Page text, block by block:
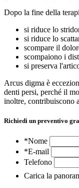
Dopo la fine della
si riduce lo
si riduce lo
scompare il
scompaiono i
si preserva
Arcus digma è
denti persi, perché il
inoltre, contribuiscono
Richiedi un preventivo
*Nome
*E-mail
Telefono
Carica la